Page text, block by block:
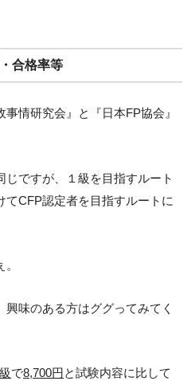
合格率等
情研究会』と『日本FP協会』
じですが、１級を目指すルート
てCFP認定者を目指すルートに
味のある方はググってみてく
で8,700円と試験内容に比して